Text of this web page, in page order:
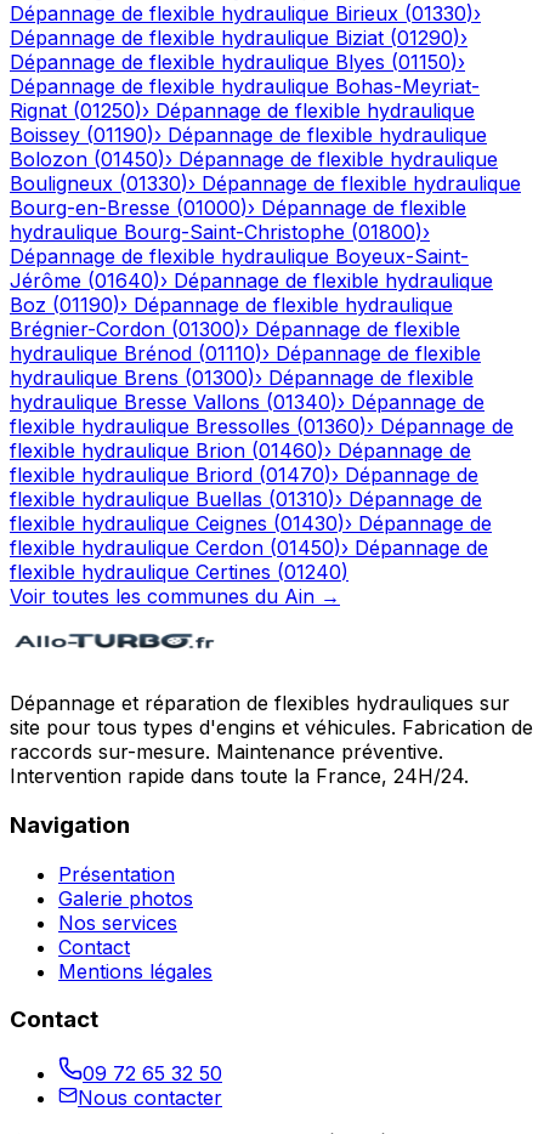
Dépannage de flexible hydraulique Birieux (01330)›
Dépannage de flexible hydraulique Biziat (01290)›
Dépannage de flexible hydraulique Blyes (01150)›
Dépannage de flexible hydraulique Bohas-Meyriat-
Rignat (01250)› Dépannage de flexible hydraulique
Boissey (01190)› Dépannage de flexible hydraulique
Bolozon (01450)› Dépannage de flexible hydraulique
Bouligneux (01330)› Dépannage de flexible hydraulique
Bourg-en-Bresse (01000)› Dépannage de flexible
hydraulique Bourg-Saint-Christophe (01800)›
Dépannage de flexible hydraulique Boyeux-Saint-
Jérôme (01640)› Dépannage de flexible hydraulique
Boz (01190)› Dépannage de flexible hydraulique
Brégnier-Cordon (01300)› Dépannage de flexible
hydraulique Brénod (01110)› Dépannage de flexible
hydraulique Brens (01300)› Dépannage de flexible
hydraulique Bresse Vallons (01340)› Dépannage de
flexible hydraulique Bressolles (01360)› Dépannage de
flexible hydraulique Brion (01460)› Dépannage de
flexible hydraulique Briord (01470)› Dépannage de
flexible hydraulique Buellas (01310)› Dépannage de
flexible hydraulique Ceignes (01430)› Dépannage de
flexible hydraulique Cerdon (01450)› Dépannage de
flexible hydraulique Certines (01240)
Voir toutes les communes du Ain →
Dépannage et réparation de flexibles hydrauliques sur
site pour tous types d'engins et véhicules. Fabrication de
raccords sur-mesure. Maintenance préventive.
Intervention rapide dans toute la France, 24H/24.
Navigation
Présentation
Galerie photos
Nos services
Contact
Mentions légales
Contact
09 72 65 32 50
Nous contacter